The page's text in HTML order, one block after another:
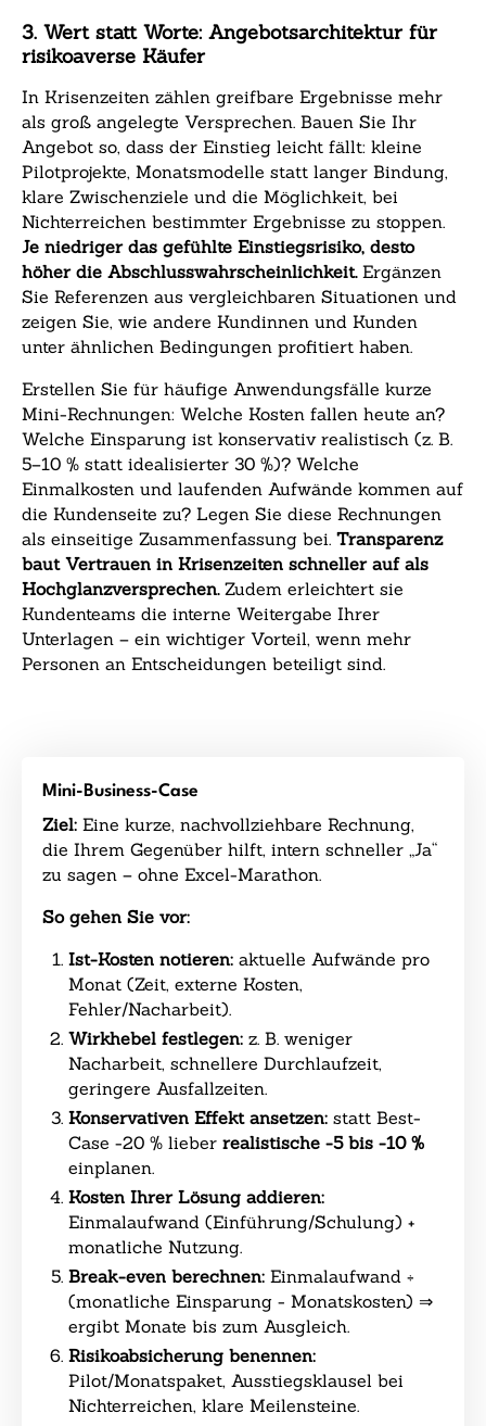
3. Wert statt Worte: Angebotsarchitektur für
risikoaverse Käufer
In Krisenzeiten zählen greifbare Ergebnisse mehr
als groß angelegte Versprechen. Bauen Sie Ihr
Angebot so, dass der Einstieg leicht fällt: kleine
Pilotprojekte, Monatsmodelle statt langer Bindung,
klare Zwischenziele und die Möglichkeit, bei
Nichterreichen bestimmter Ergebnisse zu stoppen.
Je niedriger das gefühlte Einstiegsrisiko, desto
höher die Abschlusswahrscheinlichkeit.Ergänzen
Sie Referenzen aus vergleichbaren Situationen und
zeigen Sie, wie andere Kundinnen und Kunden
unter ähnlichen Bedingungen profitiert haben.
Erstellen Sie für häufige Anwendungsfälle kurze
Mini-Rechnungen: Welche Kosten fallen heute an?
Welche Einsparung ist konservativ realistisch (z. B.
5–10 % statt idealisierter 30 %)? Welche
Einmalkosten und laufenden Aufwände kommen auf
die Kundenseite zu? Legen Sie diese Rechnungen
als einseitige Zusammenfassung bei. Transparenz
baut Vertrauen in Krisenzeiten schneller auf als
Hochglanzversprechen.Zudem erleichtert sie
Kundenteams die interne Weitergabe Ihrer
Unterlagen – ein wichtiger Vorteil, wenn mehr
Personen an Entscheidungen beteiligt sind.
Mini-Business-Case
Ziel: Eine kurze, nachvollziehbare Rechnung,
die Ihrem Gegenüber hilft, intern schneller „Ja“
zu sagen – ohne Excel-Marathon.
So gehen Sie vor:
Ist-Kosten notieren:aktuelle Aufwände pro
Monat (Zeit, externe Kosten,
Fehler/Nacharbeit).
Wirkhebel festlegen:z. B. weniger
Nacharbeit, schnellere Durchlaufzeit,
geringere Ausfallzeiten.
Konservativen Effekt ansetzen:statt Best-
Case −20 % lieber realistische −5 bis −10 %
einplanen.
Kosten Ihrer Lösung addieren:
Einmalaufwand (Einführung/Schulung) +
monatliche Nutzung.
Break-even berechnen:Einmalaufwand ÷
(monatliche Einsparung − Monatskosten) ⇒
ergibt Monate bis zum Ausgleich.
Risikoabsicherung benennen:
Pilot/Monatspaket, Ausstiegsklausel bei
Nichterreichen, klare Meilensteine.